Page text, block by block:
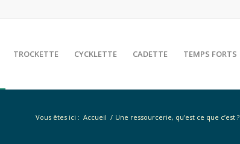
TROCKETTE CYCKLETTE CADETTE TEMPS FORTS
Vous êtes ici : Accueil / Une ressourcerie, qu’est ce que c’est ?